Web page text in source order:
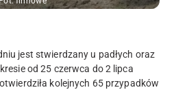
jest stwierdzany u padłych oraz
od 25 czerwca do 2 lipca
kolejnych 65 przypadków